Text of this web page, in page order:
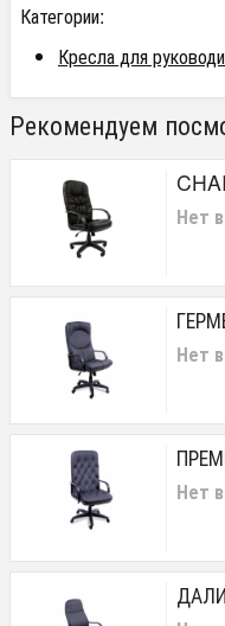
Категории:
Кресла для
Рекомендуем
Нет
Нет
Нет